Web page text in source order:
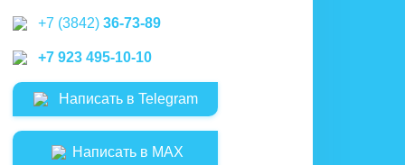
+7 (3842) 36-73-89
+7 923 495-10-10
Написать в Telegram
Написать в MAX